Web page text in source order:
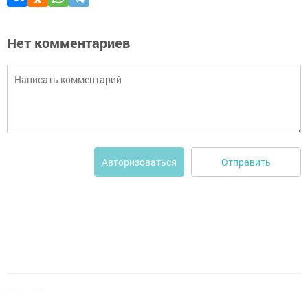
Нет комментариев
Авторизоваться Отправить